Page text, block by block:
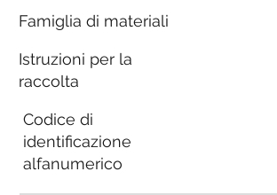
Famiglia di materiali
Istruzioni per la
raccolta
Codice di
identificazione
alfanumerico